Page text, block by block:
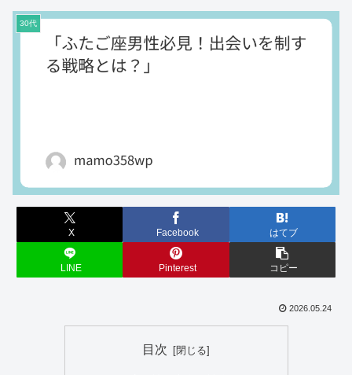
30代
X Facebook はてブ
LINE Pinterest コピー
2026.05.24
目次